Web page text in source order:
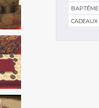
BAPTÊME
CADEAUX